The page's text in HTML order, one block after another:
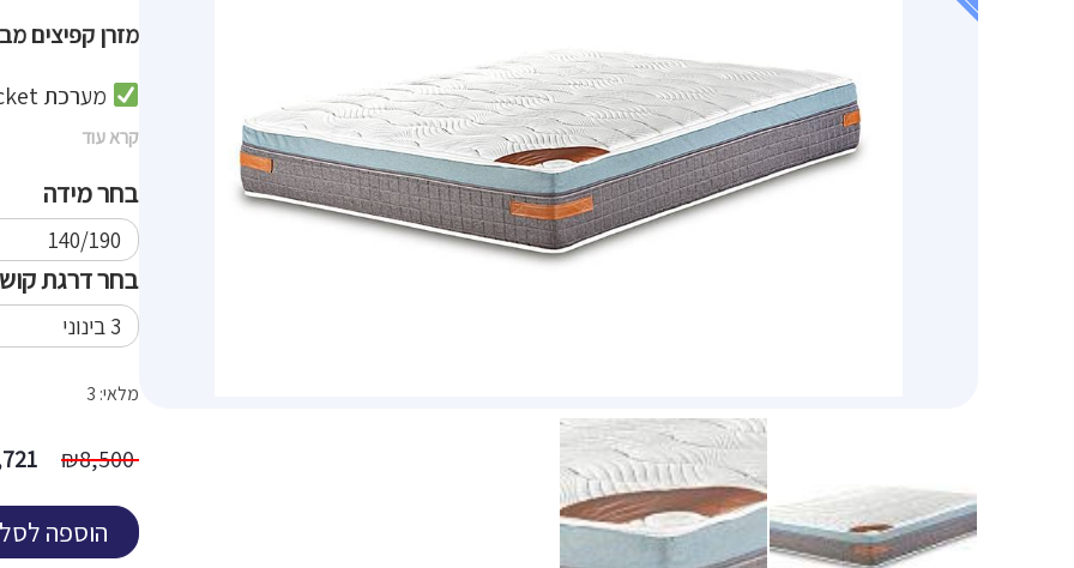
מזרן קפיצים
מערכת Micro Air Pocket – קפיצי כיס מב...
קרא עוד
בחר מידה
בחר דרגת
8,500
₪
היה:
8,500 ₪.
מלאי: 3
הוספה לסל